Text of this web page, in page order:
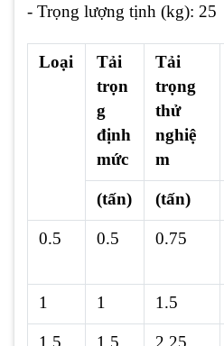
- Trọng lượng tịnh (kg): 25
Loại
Tải
trọn
g
định
mức
Tải
trọng
thử
nghiệ
m
(tấn) (tấn)
0.5 0.5 0.75
1 1 1.5
1.5 1.5 2.25